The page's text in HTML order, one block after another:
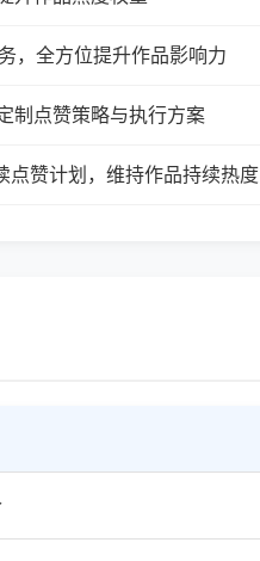
，全方位提升作品影响力
制点赞策略与执行方案
点赞计划，维持作品持续热度